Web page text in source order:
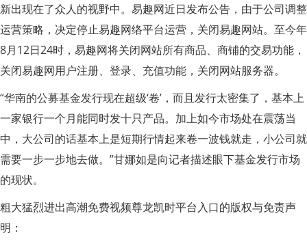
新出现在了众人的视野中。易趣网近日发布公告，由于公司调整
运营策略，决定停止易趣网络平台运营，关闭易趣网站。至今年
8月12日24时，易趣网将关闭网站所有商品、商铺的交易功能，
关闭易趣网用户注册、登录、充值功能，关闭网站服务器。
“华南的公募基金发行现在超级‘卷’，而且发行太密集了，基本上
一家银行一个月能同时发十只产品。加上如今市场处在震荡当
中，大公司的话基本上是短期行情起来卷一波钱就走，小公司就
需要一步一步地去做。”甘娜如是向记者描述眼下基金发行市场
的现状。
粗大猛烈进出高潮免费视频尊龙凯时平台入口的版权与免责声
明：